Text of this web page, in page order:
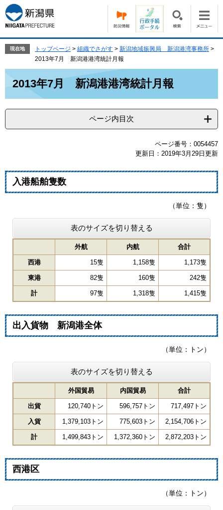
ー
ジ
の
で
ニ
ュ
ー
ば
本
文
現在地 トップページ > 組織でさがす > 新潟地域振興局 新潟港湾事務所 >
2013年7月 新潟港港湾統計月報
2013年7月 新潟港港湾統計月報
ページ内目次
ページ番号：0054457
更新日：2019年3月29日更新
入港船舶隻数
（単位：隻）
表のサイズを切り替える
外航 内航 合計
西港 15隻 1,158隻 1,173隻
東港 82隻 160隻 242隻
計 97隻 1,318隻 1,415隻
出入貨物 新潟港全体
（単位：トン）
表のサイズを切り替える
外国貿易 内国貿易 合計
出貨 120,740トン 596,757トン 717,497トン
入貨 1,379,103トン 775,603トン 2,154,706トン
計 1,499,843トン 1,372,360トン 2,872,203トン
西港区
（単位：トン）